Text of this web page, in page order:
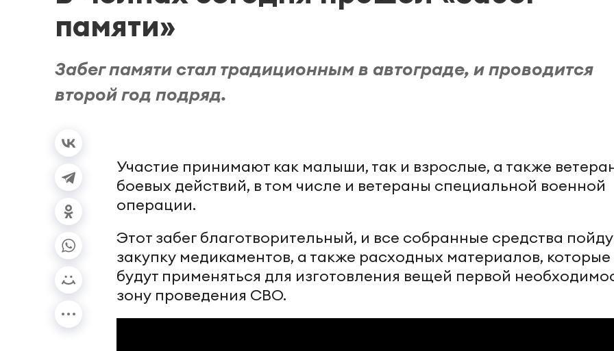
памяти»
Забег памяти стал традиционным в автограде, и проводится
второй год подряд.
Участие принимают как малыши, так и взрослые, а также
боевых действий, в том числе и ветераны специальной военной
операции.
Этот забег благотворительный, и все собранные средства
закупку медикаментов, а также расходных материалов, которые
будут применяться для изготовления вещей первой
зону проведения СВО.